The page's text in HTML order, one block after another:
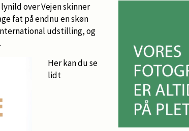
over Vejen skinner
fat på endnu en skøn
udstilling, og
Her kan du se
lidt